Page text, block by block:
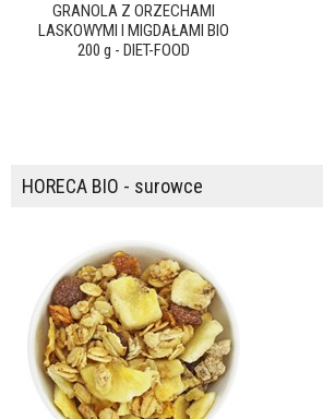
GRANOLA Z ORZECHAMI
LASKOWYMI I MIGDAŁAMI BIO
200 g - DIET-FOOD
HORECA BIO - surowce